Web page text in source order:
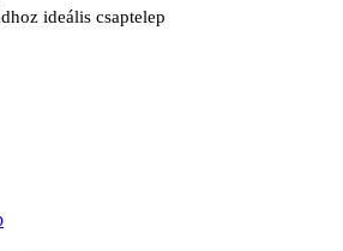
ideális csaptelep